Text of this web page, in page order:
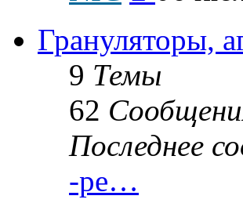
Грануляторы,
9 Темы
62
Последнее
-ре…